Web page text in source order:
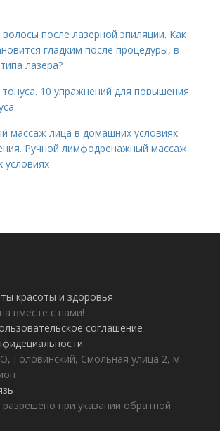
после лазерной эпиляции. Как
гладким после процедуры, в
лазера?
10 упражнений для повышения
массаж лица в домашних условиях
Ручной лимфодренажный массаж
условиях
красоты и здоровья
вместе с нами!
соглашение
Головинский, Смольная улица 2, м.
при указании обратной